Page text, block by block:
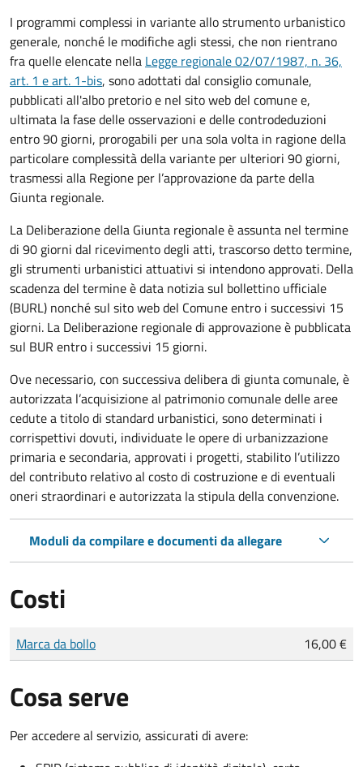
I programmi complessi in variante allo strumento urbanistico
generale, nonché le modifiche agli stessi, che non rientrano
fra quelle elencate nella Legge regionale 02/07/1987, n. 36,
art. 1 e art. 1-bis, sono adottati dal consiglio comunale,
pubblicati all'albo pretorio e nel sito web del comune e,
ultimata la fase delle osservazioni e delle controdeduzioni
entro 90 giorni, prorogabili per una sola volta in ragione della
particolare complessità della variante per ulteriori 90 giorni,
trasmessi alla Regione per l’approvazione da parte della
Giunta regionale.
La Deliberazione della Giunta regionale è assunta nel termine
di 90 giorni dal ricevimento degli atti, trascorso detto termine,
gli strumenti urbanistici attuativi si intendono approvati. Della
scadenza del termine è data notizia sul bollettino ufficiale
(BURL) nonché sul sito web del Comune entro i successivi 15
giorni. La Deliberazione regionale di approvazione è pubblicata
sul BUR entro i successivi 15 giorni.
Ove necessario, con successiva delibera di giunta comunale, è
autorizzata l’acquisizione al patrimonio comunale delle aree
cedute a titolo di standard urbanistici, sono determinati i
corrispettivi dovuti, individuate le opere di urbanizzazione
primaria e secondaria, approvati i progetti, stabilito l’utilizzo
del contributo relativo al costo di costruzione e di eventuali
oneri straordinari e autorizzata la stipula della convenzione.
Moduli da compilare e documenti da allegare
Costi
Tipo di pagamento
Importo
Marca da bollo 16,00 €
Cosa serve
Per accedere al servizio, assicurati di avere: